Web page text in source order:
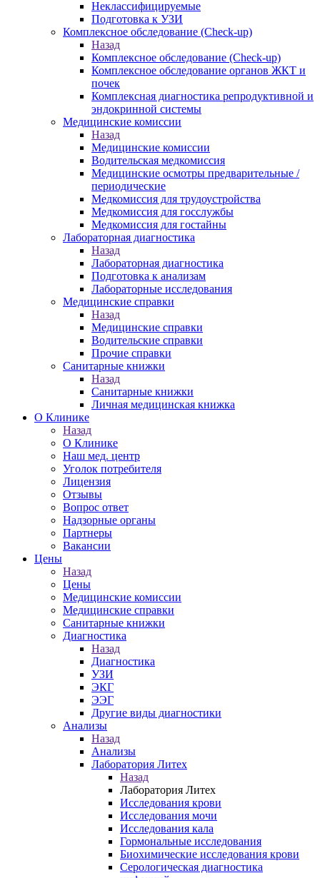
Неклассифицируемые
Подготовка к УЗИ
Комплексное обследование (Check-up)
Назад
Комплексное обследование (Check-up)
Комплексное обследование органов ЖКТ и
почек
Комплексная диагностика репродуктивной и
эндокринной системы
Медицинские комиссии
Назад
Медицинские комиссии
Водительская медкомиссия
Медицинские осмотры предварительные /
периодические
Медкомиссия для трудоустройства
Медкомиссия для госслужбы
Медкомиссия для гостайны
Лабораторная диагностика
Назад
Лабораторная диагностика
Подготовка к анализам
Лабораторные исследования
Медицинские справки
Назад
Медицинские справки
Водительские справки
Прочие справки
Санитарные книжки
Назад
Санитарные книжки
Личная медицинская книжка
О Клинике
Назад
О Клинике
Наш мед. центр
Уголок потребителя
Лицензия
Отзывы
Вопрос ответ
Надзорные органы
Партнеры
Вакансии
Цены
Назад
Цены
Медицинские комиссии
Медицинские справки
Санитарные книжки
Диагностика
Назад
Диагностика
УЗИ
ЭКГ
ЭЭГ
Другие виды диагностики
Анализы
Назад
Анализы
Лаборатория Литех
Назад
Лаборатория Литех
Исследования крови
Исследования мочи
Исследования кала
Гормональные исследования
Биохимические исследования крови
Серологическая диагностика